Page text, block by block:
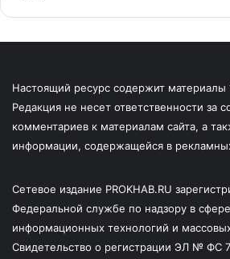
Настоящий ресурс содержит материалы
Редакция не несет ответственности за
комментариев к материалам сайта, а
информации, содержащейся в
Сетевое издание PROKHAB.RU
Федеральной службе по надзору в сфере
информационных технологий и
Свидетельство о регистрации ЭЛ № ФС